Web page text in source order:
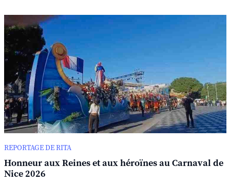
REPORTAGE DE RITA
Honneur aux Reines et aux héroïnes au Carnaval de
Nice 2026